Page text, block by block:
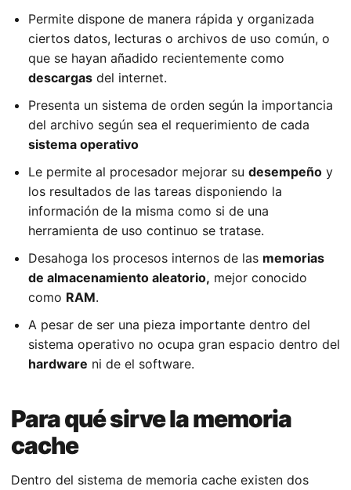
Permite dispone de manera rápida y organizada
ciertos datos, lecturas o archivos de uso común, o
que se hayan añadido recientemente como
descargas del internet.
Presenta un sistema de orden según la importancia
del archivo según sea el requerimiento de cada
sistema operativo
Le permite al procesador mejorar su desempeño y
los resultados de las tareas disponiendo la
información de la misma como si de una
herramienta de uso continuo se tratase.
Desahoga los procesos internos de las memorias
de almacenamiento aleatorio, mejor conocido
como RAM.
A pesar de ser una pieza importante dentro del
sistema operativo no ocupa gran espacio dentro del
hardware ni de el software.
Para qué sirve la memoria
cache
Dentro del sistema de memoria cache existen dos